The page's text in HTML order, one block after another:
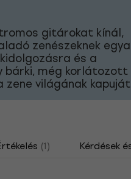
gitárokat kínál,
zenészeknek
és a
bárki, még korlátozott
világának
(1) Kérdések